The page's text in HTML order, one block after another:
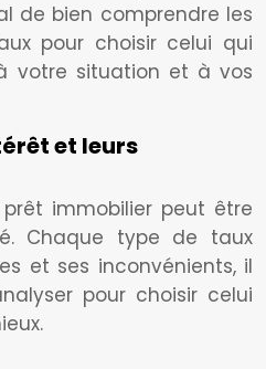
de bien comprendre les
pour choisir celui qui
votre situation et à vos
et leurs
prêt immobilier peut être
Chaque type de taux
et ses inconvénients, il
pour choisir celui